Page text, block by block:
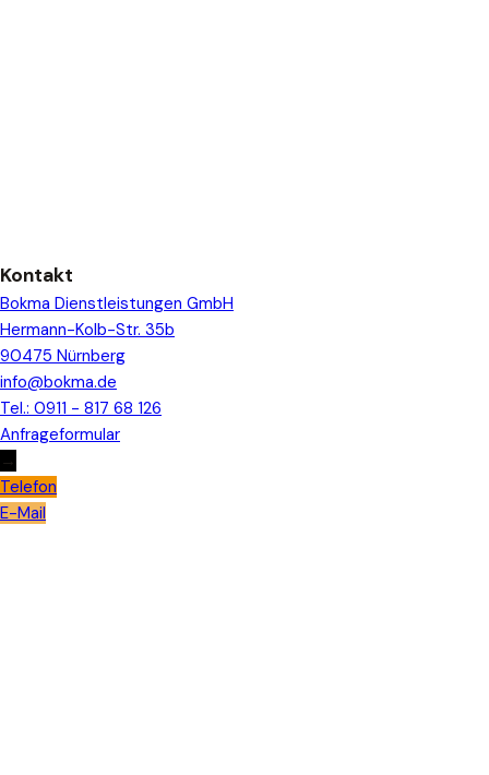
Kontakt
Bokma Dienstleistungen GmbH
Hermann-Kolb-Str. 35b
90475 Nürnberg
info@bokma.de
Tel.: 0911 - 817 68 126
Anfrageformular
→
Telefon
E-Mail